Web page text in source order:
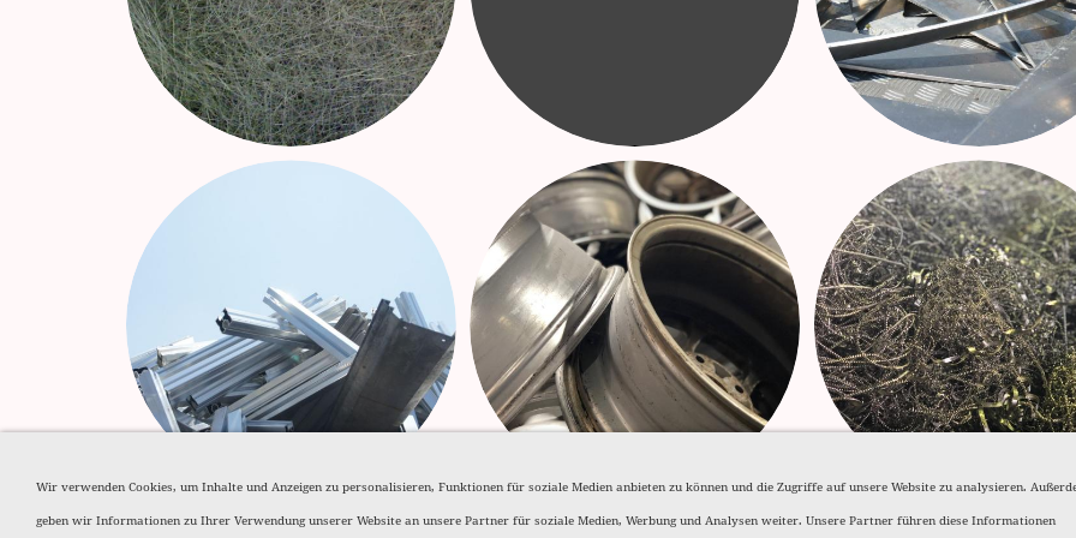
Wir verwenden Cookies, um Inhalte und Anzeigen zu personalisieren, Funktionen für soziale Medien anbieten zu können und die Zugriffe auf unsere Website zu analysieren.
geben wir Informationen zu Ihrer Verwendung unserer Website an unsere Partner für soziale Medien, Werbung und Analysen weiter. Unsere Partner führen diese Informationen